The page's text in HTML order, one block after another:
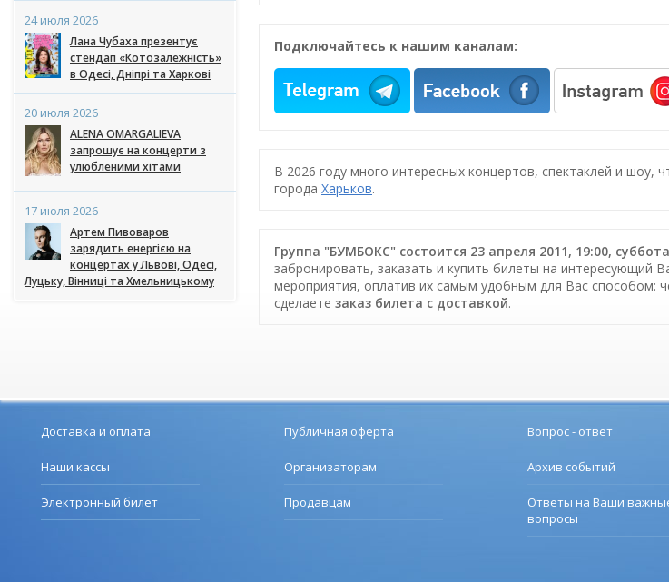
24 июля 2026
Лана Чубаха презентує
стендап «Котозалежність»
в Одесі, Дніпрі та Харкові
20 июля 2026
ALENA OMARGALIEVA
запрошує на концерти з
улюбленими хітами
17 июля 2026
Артем Пивоваров
зарядить енергією на
концертах у Львові, Одесі,
Луцьку, Вінниці та Хмельницькому
Подключайтесь к нашим каналам:
В 2026 году много интересных концертов, спектаклей и
города Харьков.
Группа "БУМБОКС" состоится 23 апреля 2011, 19:00,
забронировать, заказать и купить билеты на интересующий
мероприятия, оплатив их самым удобным для Вас способом:
сделаете заказ билета c доставкой.
Доставка и оплата
Наши кассы
Электронный билет
Публичная оферта
Организаторам
Продавцам
Вопрос - ответ
Архив событий
Ответы на Ваши
вопросы